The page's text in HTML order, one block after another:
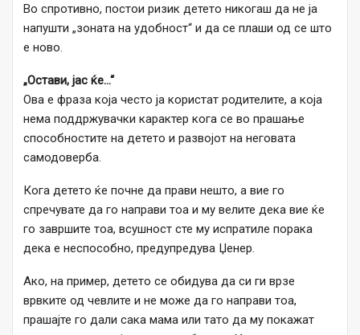
Во спротивно, постои ризик детето никогаш да не ја
напушти „зоната на удобност“ и да се плаши од се што
е ново.
„Остави, јас ќе…“
Ова е фраза која често ја користат родителите, а која
нема поддржувачки карактер кога се во прашање
способностите на детето и развојот на неговата
самодоверба.
Кога детето ќе почне да прави нешто, а вие го
спречувате да го направи тоа и му велите дека вие ќе
го завршите тоа, всушност сте му испратиле порака
дека е неспособно, предупредува Џенер.
Ако, на пример, детето се обидува да си ги врзе
врвките од чевлите и не може да го направи тоа,
прашајте го дали сака мама или тато да му покажат